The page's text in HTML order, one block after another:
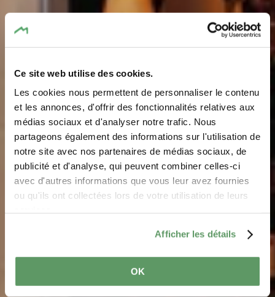
Ce site web utilise des cookies.
Les cookies nous permettent de personnaliser le contenu
et les annonces, d'offrir des fonctionnalités relatives aux
médias sociaux et d'analyser notre trafic. Nous
partageons également des informations sur l'utilisation de
notre site avec nos partenaires de médias sociaux, de
publicité et d'analyse, qui peuvent combiner celles-ci
avec d'autres informations que vous leur avez fournies
ou qu'ils ont collectées lors de votre utilisation de leurs
Afficher les détails
OK
Mistral Wine Bar
Waar? 20, rue de la Gare, L-6440 Echternach